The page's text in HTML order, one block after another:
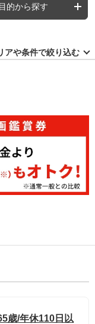
目的から探す
アや条件で絞り込む
歳/年休110日以